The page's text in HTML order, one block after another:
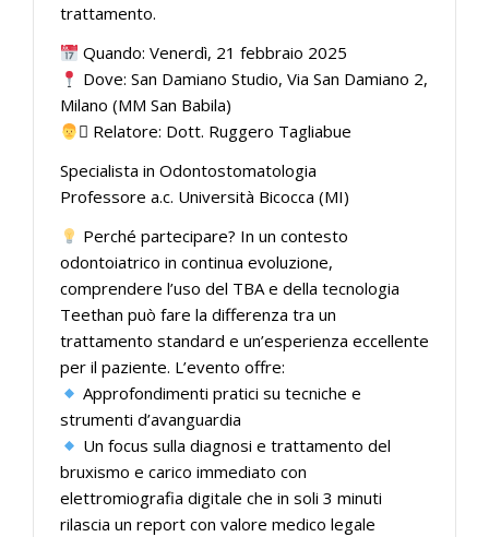
trattamento.
Quando: Venerdì, 21 febbraio 2025
Dove: San Damiano Studio, Via San Damiano 2,
Milano (MM San Babila)
‍⚕ Relatore: Dott. Ruggero Tagliabue
Specialista in Odontostomatologia
Professore a.c. Università Bicocca (MI)
Perché partecipare? In un contesto
odontoiatrico in continua evoluzione,
comprendere l’uso del TBA e della tecnologia
Teethan può fare la differenza tra un
trattamento standard e un’esperienza eccellente
per il paziente. L’evento offre:
Approfondimenti pratici su tecniche e
strumenti d’avanguardia
Un focus sulla diagnosi e trattamento del
bruxismo e carico immediato con
elettromiografia digitale che in soli 3 minuti
rilascia un report con valore medico legale